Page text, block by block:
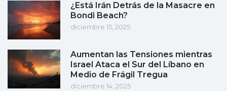
¿Está Irán Detrás de la Masacre en
Bondi Beach?
diciembre 15, 2025
Aumentan las Tensiones mientras
Israel Ataca el Sur del Líbano en
Medio de Frágil Tregua
diciembre 14, 2025